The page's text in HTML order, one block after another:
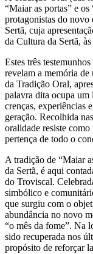
“Maiar as portas” e
protagonistas do novo
Sertã, cuja
da Cultura da Sertã,
Estes três
revelam a memória
da Tradição Oral,
palavra dita ocupa um
crenças, experiências
geração. Recolhida
oralidade resiste
pertença de todo o
A tradição de “Maiar
da Sertã, é aqui
do Troviscal.
simbólico e
que surgiu com o
abundância no novo
“o mês da fome”. Na
sido recuperada nos
propósito de reforçar